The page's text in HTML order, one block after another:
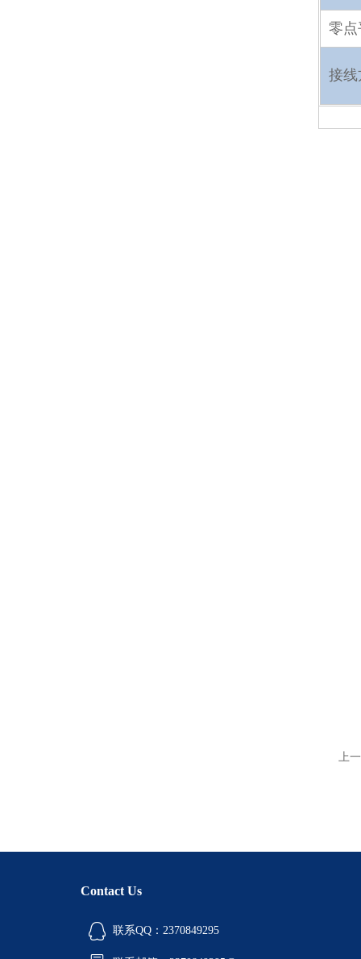
零
接线
上
Contact Us
联系QQ：2370849295